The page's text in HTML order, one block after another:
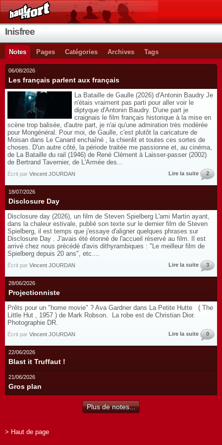
Inisfree
Notes Pages Catégories Archives Tags
06/08/2026
Les français parlent aux français
La Bataille de Gaulle (2026) d'Antonin Baudry Je
n'étais vraiment pas parti pour aller voir le
diptyque d'Antonin Baudry. D'une part je
craignais le film français historique à la mise en
scène trop balisée, d'autre part, je n'ai qu'une admiration très modérée
pour Mongénéral. Pour moi, de Gaulle, c'est plutôt la caricature de
Moisan dans Le Canard enchaîné , la chienlit et toutes ces sortes de
choses. D'un autre côté, la période traitée me passionne et, au cinéma,
de La Bataille du rail (1946) de René Clément à Laisser-passer (2002)
de Bertrand Tavernier, de L'Armée des...
Écrit par Vincent JOURDAN Lire la suite 2
18/07/2026
Disclosure Day
Disclosure day (2026), un film de Steven Spielberg L'ami Martin ayant,
dans la chaleur estivale, publié son texte sur le dernier film de Steven
Spielberg, il est temps que j'essaye d'aligner quelques phrases sur
Disclosure Day . J'avais été étonné de l'accueil réservé au film. Il est
arrivé chez nous précédé d'avis dithyrambiques : "Le meilleur film de
Spielberg depuis 20 ans", etc....
Écrit par Vincent JOURDAN Lire la suite 3
28/06/2026
Projectionniste
Prêts pour un "home movie" ? Ava Gardner dans La Petite Hutte ( The
Little Hut , 1957 ) de Mark Robson. La robe est de Christian Dior.
Photographie DR.
Écrit par Vincent JOURDAN Lire la suite 0
22/06/2026
Blast it Truffaut !
21/06/2026
Gros plan
Plus de notes...
> Haut de page